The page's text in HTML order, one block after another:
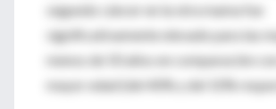
segundo cáncer en la otra mama fue
significativamente elevado para las
menos de 50 años en comparación
mayor edad (del 40% y del 10%